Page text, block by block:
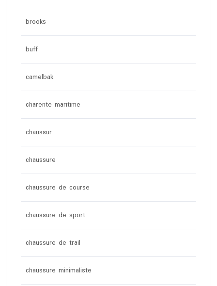
brooks
buff
camelbak
charente maritime
chaussur
chaussure
chaussure de course
chaussure de sport
chaussure de trail
chaussure minimaliste